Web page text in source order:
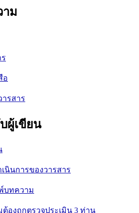
ม
อ
ารสาร
ผู้เขียน
นินการของวารสาร
บทความ
องถูกตรวจประเมิน 3 ท่าน